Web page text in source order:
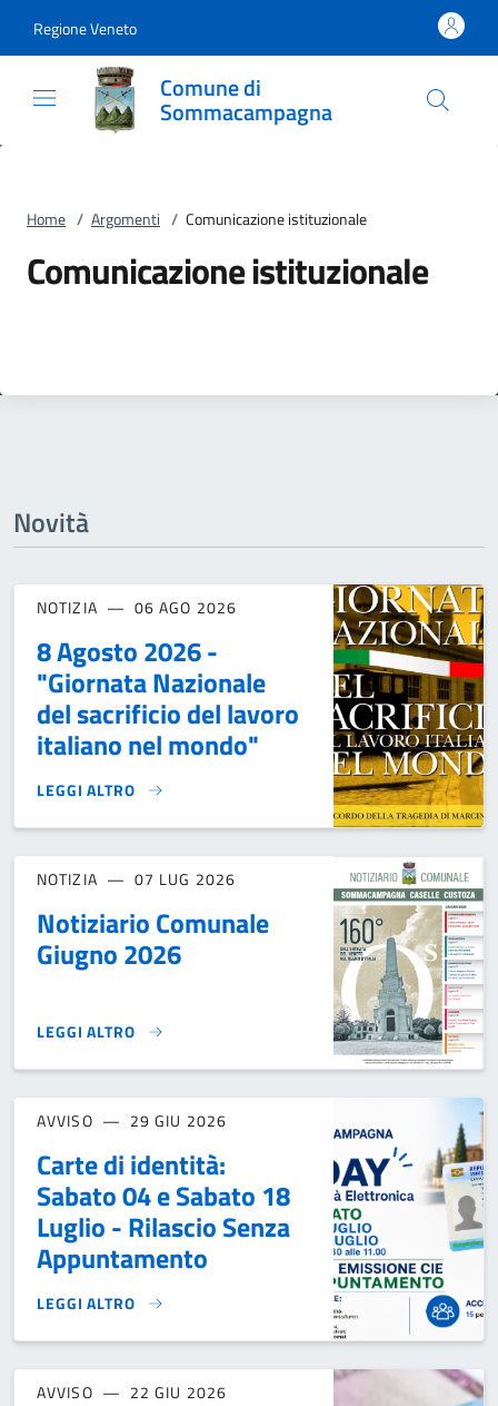
Regione Veneto
Comune di
Sommacampagna
Home / Argomenti / Comunicazione istituzionale
Comunicazione istituzionale
Novità
NOTIZIA 06 AGO 2026
8 Agosto 2026 -
"Giornata Nazionale
del sacrificio del lavoro
italiano nel mondo"
LEGGI ALTRO
8 AGOSTO 2026 - "GIORNATA NAZIONALE DEL SACRIFICIO
NOTIZIA 07 LUG 2026
Notiziario Comunale
Giugno 2026
LEGGI ALTRO
NOTIZIARIO COMUNALE GIUGNO 2026}
AVVISO 29 GIU 2026
Carte di identità:
Sabato 04 e Sabato 18
Luglio - Rilascio Senza
Appuntamento
LEGGI ALTRO
CARTE DI IDENTITÀ: SABATO 04 E SABATO 18 LUGLIO -
AVVISO 22 GIU 2026